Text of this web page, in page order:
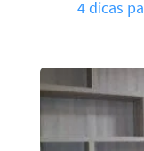
4 dicas